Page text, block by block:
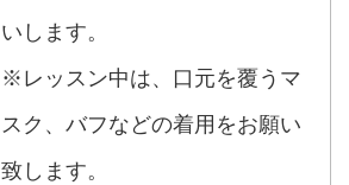
いします。
※レッスン中は、口元を覆うマ
スク、バフなどの着用をお願い
致します。